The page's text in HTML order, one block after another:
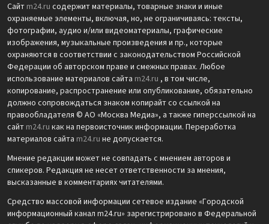
Сайт m24.ru содержит материалы, товарные знаки и иные
охраняемые элементы, включая, но, не ограничиваясь: тексты,
фотографии, аудио и/или видеоматериалы, графические
изображения, музыкальные произведения и пр., которые
охраняются в соответствии с законодательством Российской
Федерации об авторском праве и смежных правах. Любое
использование материалов сайта m24.ru , в том числе,
копирование, распространение или опубликование, обязательно
должно сопровождаться знаком копирайт со ссылкой на
правообладателя © АО «Москва Медиа», а также гиперссылкой на
сайт m24.ru как на первоисточник информации. Переработка
материалов сайта m24.ru не допускается.
Мнение редакции может не совпадать с мнением авторов и
спикеров. Редакция не несет ответственности за мнения,
высказанные в комментариях читателями.
Средство массовой информации сетевое издание «Городской
информационный канал m24.ru» зарегистрировано в Федеральной